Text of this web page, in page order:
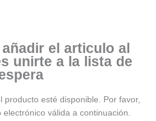
el articulo al
unirte a la lista de
producto esté disponible. Por favor,
válida a continuación.